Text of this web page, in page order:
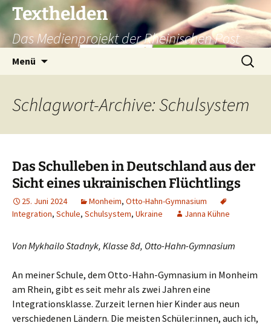
Texthelden
Das Medienprojekt der Rheinischen Post
Menü
Suchen
nach:
Schlagwort-Archive: Schulsystem
Das Schulleben in Deutschland aus der
Sicht eines ukrainischen Flüchtlings
25. Juni 2024 Monheim, Otto-Hahn-Gymnasium
Integration, Schule, Schulsystem, Ukraine Janna Kühne
Von Mykhailo Stadnyk, Klasse 8d, Otto-Hahn-Gymnasium
An meiner Schule, dem Otto-Hahn-Gymnasium in Monheim
am Rhein, gibt es seit mehr als zwei Jahren eine
Integrationsklasse. Zurzeit lernen hier Kinder aus neun
verschiedenen Ländern. Die meisten Schüler:innen, auch ich,